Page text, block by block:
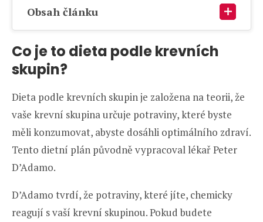
Obsah článku
Co je to dieta podle krevních
skupin?
Dieta podle krevních skupin je založena na teorii, že
vaše krevní skupina určuje potraviny, které byste
měli konzumovat, abyste dosáhli optimálního zdraví.
Tento dietní plán původně vypracoval lékař Peter
D’Adamo.
D’Adamo tvrdí, že potraviny, které jíte, chemicky
reagují s vaší krevní skupinou. Pokud budete